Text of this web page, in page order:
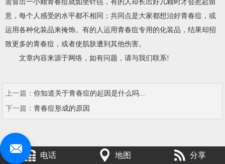
需冒出一小颗青春痘就如坐针毡，有的人却长出好几颗时才会惹起留
意，每个人感受的水平都不相同；共同点是大家都想治好青春痘，或
运用各种化装品来掩饰。有的人运用青春痘专用的化装品，结果却招
致更多的青春痘，或者使肌肤遭到其他伤害。
文章内容来源于网络，如有问题，请与我们联系!
上一篇： 你知道关于青春痘的起因是什么吗...
下一篇： 青春痘形成的原因
电话 地图 分享